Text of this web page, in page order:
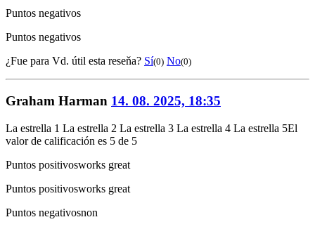
Puntos negativos
Puntos negativos
¿Fue para Vd. útil esta reseňa? Sí(0) No(0)
Graham Harman 14. 08. 2025, 18:35
La estrella 1 La estrella 2 La estrella 3 La estrella 4 La estrella 5El
valor de calificación es 5 de 5
Puntos positivosworks great
Puntos positivosworks great
Puntos negativosnon